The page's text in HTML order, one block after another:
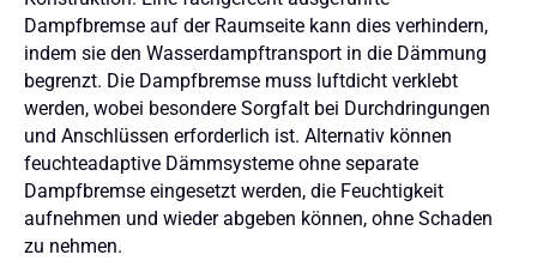
Dampfbremse auf der Raumseite kann dies verhindern,
indem sie den Wasserdampftransport in die Dämmung
begrenzt. Die Dampfbremse muss luftdicht verklebt
werden, wobei besondere Sorgfalt bei Durchdringungen
und Anschlüssen erforderlich ist. Alternativ können
feuchteadaptive Dämmsysteme ohne separate
Dampfbremse eingesetzt werden, die Feuchtigkeit
aufnehmen und wieder abgeben können, ohne Schaden
zu nehmen.